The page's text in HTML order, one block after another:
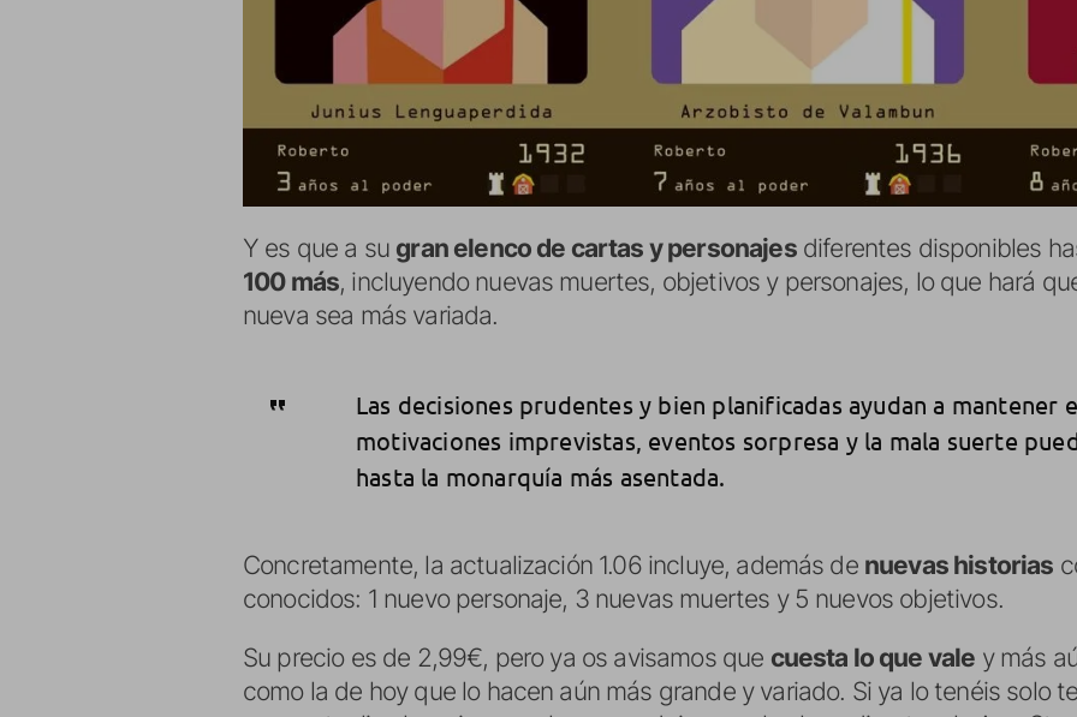
Y es que a su gran elenco de cartas y personajesdiferentes disponibles
100 más, incluyendo nuevas muertes, objetivos y personajes, lo que hará
nueva sea más variada.
Las decisiones prudentes y bien planificadas ayudan a mantener
motivaciones imprevistas, eventos sorpresa y la mala suerte
hasta la monarquía más asentada.
Concretamente, la actualización 1.06 incluye, además de nuevas historias
conocidos: 1 nuevo personaje, 3 nuevas muertes y 5 nuevos objetivos.
Su precio es de 2,99€, pero ya os avisamos que cuesta lo que vale y más
como la de hoy que lo hacen aún más grande y variado. Si ya lo tenéis solo